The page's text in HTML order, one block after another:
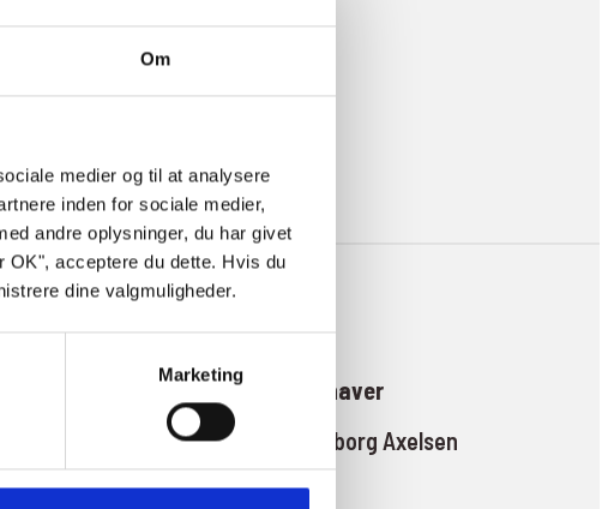
Om
medier og til at analysere
inden for sociale medier,
andre oplysninger, du har givet
acceptere du dette. Hvis du
dine valgmuligheder.
Marketing
Indehaver
Michael Grønborg Axelsen